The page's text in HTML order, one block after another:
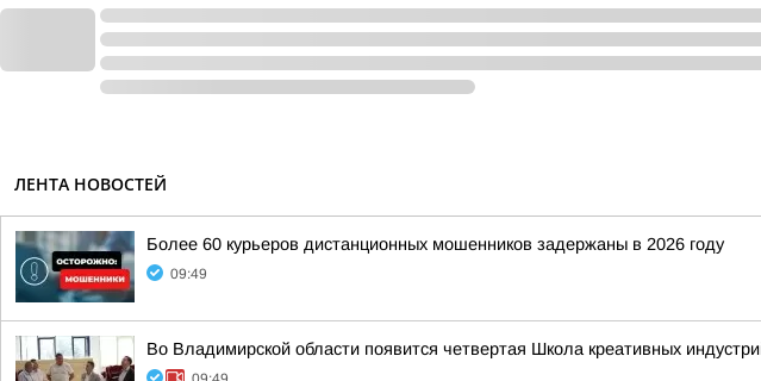
ЛЕНТА НОВОСТЕЙ
Более 60 курьеров дистанционных мошенников задержаны в 2026 году
09:49
Во Владимирской области появится четвертая Школа креативных